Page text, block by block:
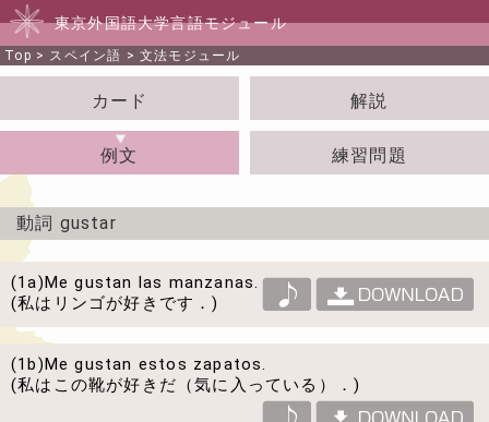
東京外国語大学言語モジュール
Top > スペイン語 >文法モジュール
カード 解説
例文 練習問題
動詞 gustar
(1a)Me gustan las manzanas.
(私はリンゴが好きです．)
(1b)Me gustan estos zapatos.
(私はこの靴が好きだ（気に入っている）．)